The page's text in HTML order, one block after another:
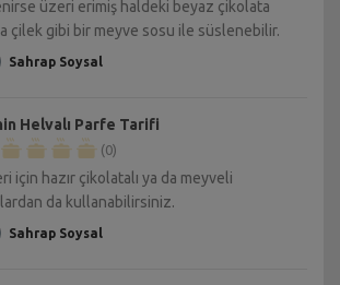
üzeri erimiş haldeki beyaz çikolata
çilek gibi bir meyve sosu ile süslenebilir.
Sahrap Soysal
Helvalı Parfe Tarifi
(0)
için hazır çikolatalı ya da meyveli
da kullanabilirsiniz.
Sahrap Soysal